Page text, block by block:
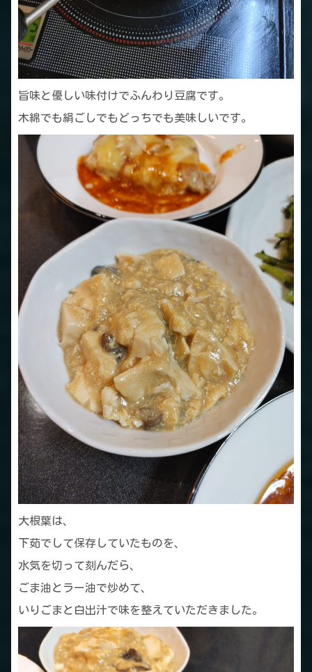
旨味と優しい味付けでふんわり豆腐です。
木綿でも絹ごしでもどっちでも美味しいです。
大根葉は、
下茹でして保存していたものを、
水気を切って刻んだら、
ごま油とラー油で炒めて、
いりごまと白出汁で味を整えていただきました。